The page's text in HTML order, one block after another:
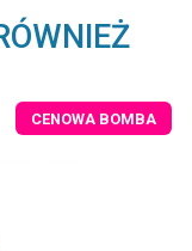
CENOWA BOMBA